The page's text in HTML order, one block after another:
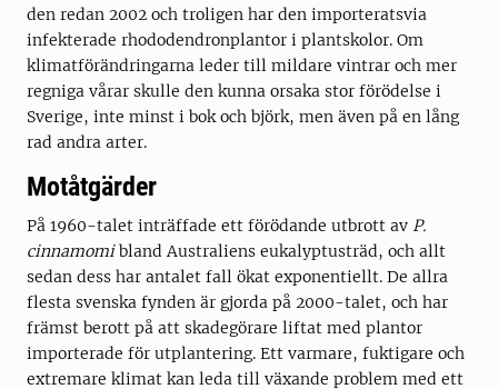
den redan 2002 och troligen har den importeratsvia
infekterade rhododendronplantor i plantskolor. Om
klimatförändringarna leder till mildare vintrar och mer
regniga vårar skulle den kunna orsaka stor förödelse i
Sverige, inte minst i bok och björk, men även på en lång
rad andra arter.
Motåtgärder
På 1960-talet inträffade ett förödande utbrott av P.
cinnamomibland Australiens eukalyptusträd, och allt
sedan dess har antalet fall ökat exponentiellt. De allra
flesta svenska fynden är gjorda på 2000-talet, och har
främst berott på att skadegörare liftat med plantor
importerade för utplantering. Ett varmare, fuktigare och
extremare klimat kan leda till växande problem med ett